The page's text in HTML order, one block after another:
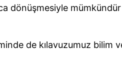
dönüşmesiyle
de kılavuzumuz bilim